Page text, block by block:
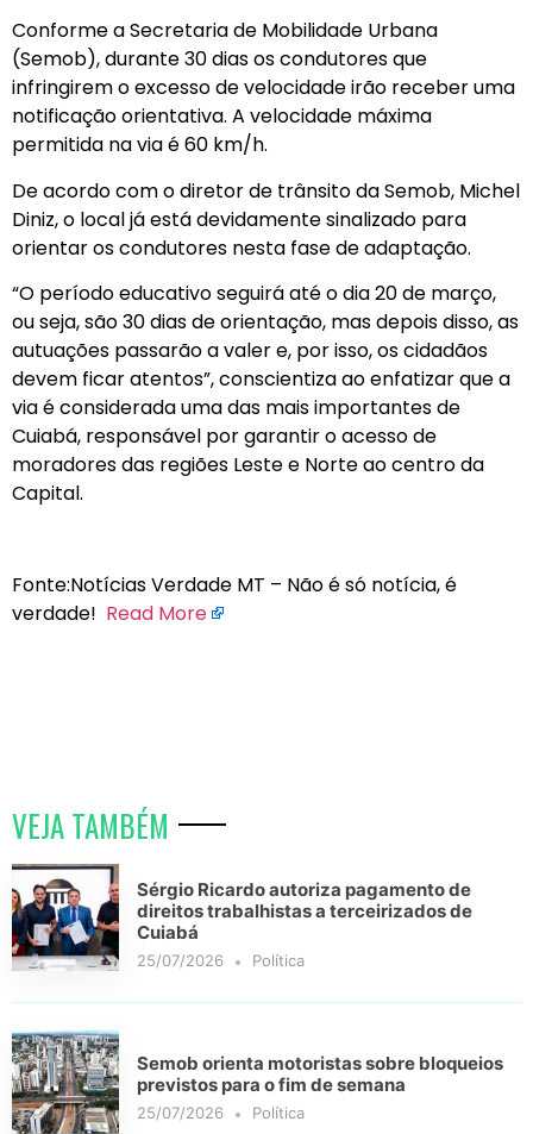
Conforme a Secretaria de Mobilidade Urbana
(Semob), durante 30 dias os condutores que
infringirem o excesso de velocidade irão receber uma
notificação orientativa. A velocidade máxima
permitida na via é 60 km/h.
De acordo com o diretor de trânsito da Semob, Michel
Diniz, o local já está devidamente sinalizado para
orientar os condutores nesta fase de adaptação.
“O período educativo seguirá até o dia 20 de março,
ou seja, são 30 dias de orientação, mas depois disso, as
autuações passarão a valer e, por isso, os cidadãos
devem ficar atentos”, conscientiza ao enfatizar que a
via é considerada uma das mais importantes de
Cuiabá, responsável por garantir o acesso de
moradores das regiões Leste e Norte ao centro da
Capital.
Fonte:Notícias Verdade MT – Não é só notícia, é
verdade! Read More
VEJA TAMBÉM
Sérgio Ricardo autoriza pagamento de
direitos trabalhistas a terceirizados de
Cuiabá
25/07/2026 Política
Semob orienta motoristas sobre bloqueios
previstos para o fim de semana
25/07/2026 Política